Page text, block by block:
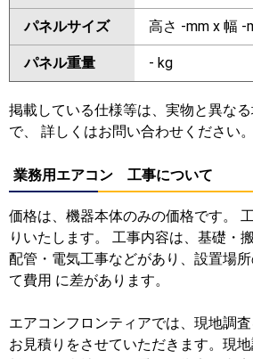
パネルサイズ 高さ -mm x 幅 -
パネル重量 - kg
掲載している仕様等は、実物と異な
で、 詳しくはお問い合わせください。
業務用エアコン 工事について
価格は、機器本体のみの価格です。
りいたします。 工事内容は、基礎・
配管・電気工事などがあり、設置場
て費用 に差があります。
エアコンフロンティアでは、現地調
お見積りをさせていただきます。現